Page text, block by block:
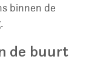
binnen de
de buurt